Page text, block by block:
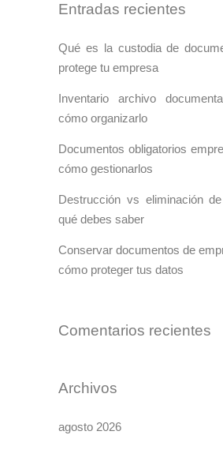
Entradas recientes
Qué es la custodia de
protege tu empresa
Inventario archivo
cómo organizarlo
Documentos obligatorios
cómo gestionarlos
Destrucción vs eliminación
qué debes saber
Conservar documentos de
cómo proteger tus datos
Comentarios recientes
Archivos
agosto 2026